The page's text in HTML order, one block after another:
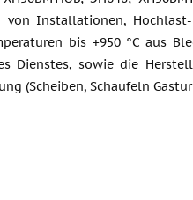
von Installationen, Hochlast-
bis +950 °C aus
Dienstes, sowie die
(Scheiben, Schaufeln